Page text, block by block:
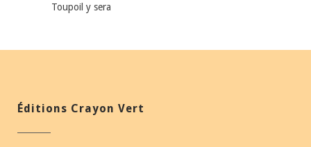
Toupoil y sera
Éditions Crayon Vert